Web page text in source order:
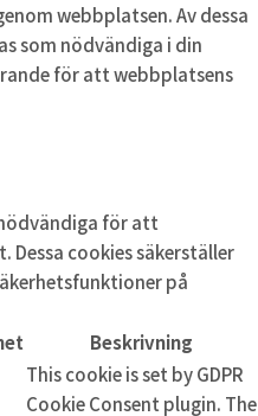
webbplatsen. Av dessa
som nödvändiga i din
för att webbplatsens
för att
Dessa cookies säkerställer
på
Beskrivning
This cookie is set by GDPR
Cookie Consent plugin. The